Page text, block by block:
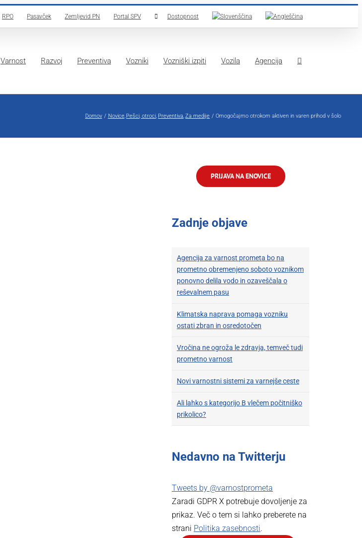
RPO Pasavček Zemljevid PN Portal SPV Dostopnost
Varnost Razvoj Preventiva Vozniki Vozniški izpiti Vozila Agencija
Domov Novice Pešci, otroci Preventiva Za medije Omogočajmo otrokom aktiven in varen prihod v šolo
PRIJAVA NA ENOVICE
Zadnje objave
Agencija za varnost prometa bo na
prometno obremenjeno soboto voznikom
ponovno delila vodo in ozaveščala o
reševalnem pasu
Klimatska naprava pomaga vozniku
ostati zbran in osredotočen
Vročina ne ogroža le zdravja, temveč tudi
prometno varnost
Novi varnostni sistemi za varnejše ceste
Ali lahko s kategorijo B vlečem počitniško
prikolico?
Nedavno na Twitterju
Tweets by @varnostprometa
Zaradi GDPR X potrebuje dovoljenje za
prikaz. Več o tem si lahko preberete na
strani Politika zasebnosti.